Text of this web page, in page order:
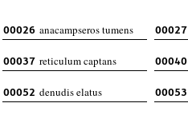
00026 anacampseros tumens 00027
00037 reticulum captans 00040
00052 denudis elatus 00053